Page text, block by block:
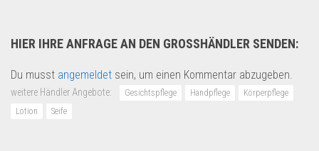
HIER IHRE ANFRAGE AN DEN GROSSHÄNDLER SENDEN:
Du musst angemeldet sein, um einen Kommentar abzugeben.
weitere Händler Angebote: Gesichtspflege Handpflege
Körperpflege
Lotion
Seife